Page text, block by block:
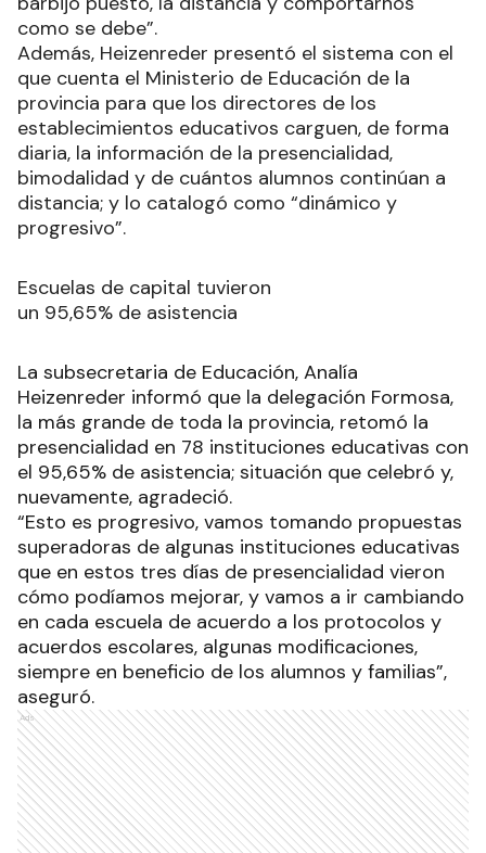
como se debe”.
Además, Heizenreder presentó el sistema con el
que cuenta el Ministerio de Educación de la
provincia para que los directores de los
establecimientos educativos carguen, de forma
diaria, la información de la presencialidad,
bimodalidad y de cuántos alumnos continúan a
distancia; y lo catalogó como “dinámico y
progresivo”.
Escuelas de capital tuvieron
un 95,65% de asistencia
La subsecretaria de Educación, Analía
Heizenreder informó que la delegación Formosa,
la más grande de toda la provincia, retomó la
presencialidad en 78 instituciones educativas con
el 95,65% de asistencia; situación que celebró y,
nuevamente, agradeció.
“Esto es progresivo, vamos tomando propuestas
superadoras de algunas instituciones educativas
que en estos tres días de presencialidad vieron
cómo podíamos mejorar, y vamos a ir cambiando
en cada escuela de acuerdo a los protocolos y
acuerdos escolares, algunas modificaciones,
siempre en beneficio de los alumnos y familias”,
aseguró.
Ads